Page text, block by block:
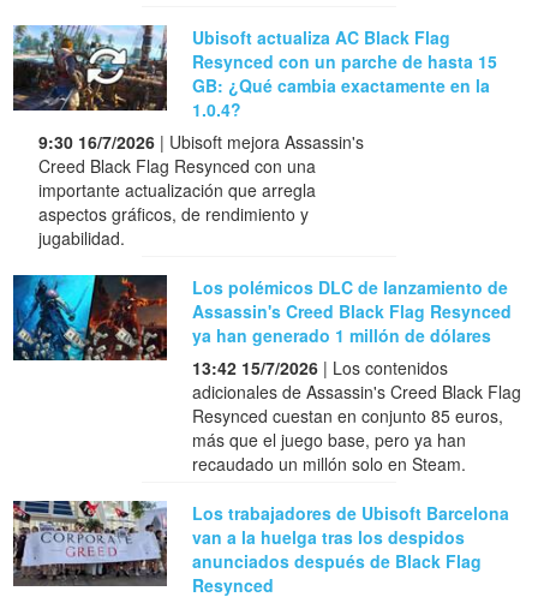
Ubisoft actualiza AC Black Flag
Resynced con un parche de hasta 15
GB: ¿Qué cambia exactamente en la
1.0.4?
9:30 16/7/2026 | Ubisoft mejora Assassin's
Creed Black Flag Resynced con una
importante actualización que arregla
aspectos gráficos, de rendimiento y
jugabilidad.
Los polémicos DLC de lanzamiento de
Assassin's Creed Black Flag Resynced
ya han generado 1 millón de dólares
13:42 15/7/2026 | Los contenidos
adicionales de Assassin's Creed Black Flag
Resynced cuestan en conjunto 85 euros,
más que el juego base, pero ya han
recaudado un millón solo en Steam.
Los trabajadores de Ubisoft Barcelona
van a la huelga tras los despidos
anunciados después de Black Flag
Resynced